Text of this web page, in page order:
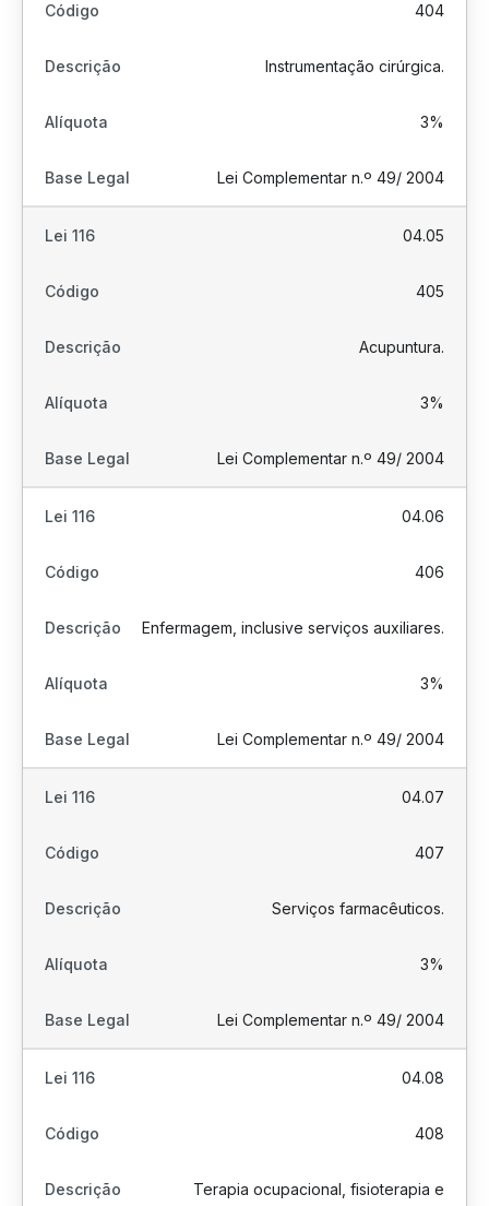
404
Instrumentação cirúrgica.
3%
Lei Complementar n.º 49/ 2004
04.05
405
Acupuntura.
3%
Lei Complementar n.º 49/ 2004
04.06
406
Enfermagem, inclusive serviços auxiliares.
3%
Lei Complementar n.º 49/ 2004
04.07
407
Serviços farmacêuticos.
3%
Lei Complementar n.º 49/ 2004
04.08
408
Terapia ocupacional, fisioterapia e